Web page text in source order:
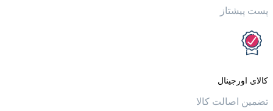
کالا